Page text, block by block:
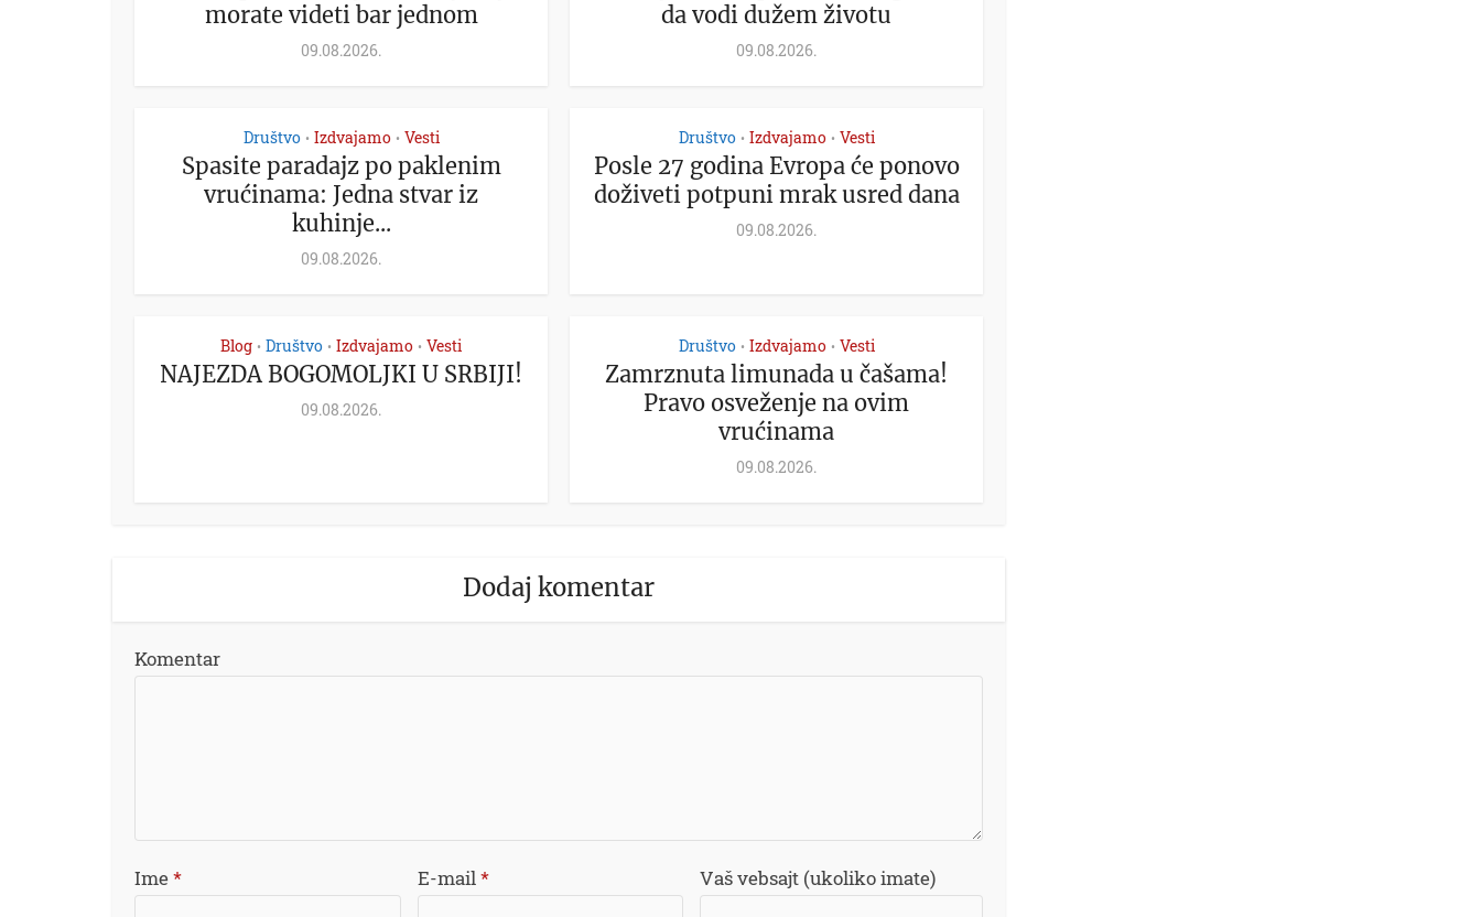
morate videti bar jednom
09.08.2026.
da vodi dužem životu
09.08.2026.
Društvo • Izdvajamo • Vesti
Spasite paradajz po paklenim
vrućinama: Jedna stvar iz
kuhinje...
09.08.2026.
Društvo • Izdvajamo • Vesti
Posle 27 godina Evropa će ponovo
doživeti potpuni mrak usred dana
09.08.2026.
Blog • Društvo • Izdvajamo • Vesti
NAJEZDA BOGOMOLJKI U SRBIJI!
09.08.2026.
Društvo • Izdvajamo • Vesti
Zamrznuta limunada u čašama!
Pravo osveženje na ovim
vrućinama
09.08.2026.
Dodaj komentar
Komentar
Ime* E-mail* Vaš vebsajt (ukoliko imate)